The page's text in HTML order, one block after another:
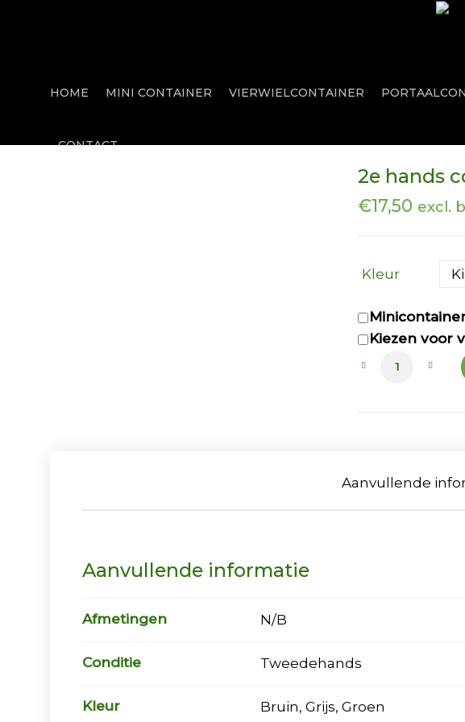
HOME MINI CONTAINER VIERWIELCONTAINER
CONTACT
2e hands
€17,50 excl.
Kleur
Kiezen voor
2e hands
Aanvullende
Aanvullende informatie
Afmetingen N/B
Conditie Tweedehands
Kleur Bruin, Grijs, Groen